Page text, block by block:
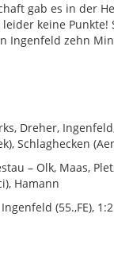
gab es in der
keine
Ingenfeld zehn
Dreher,
Schlaghecken
– Olk, Maas,
Hamann
(55.,FE),